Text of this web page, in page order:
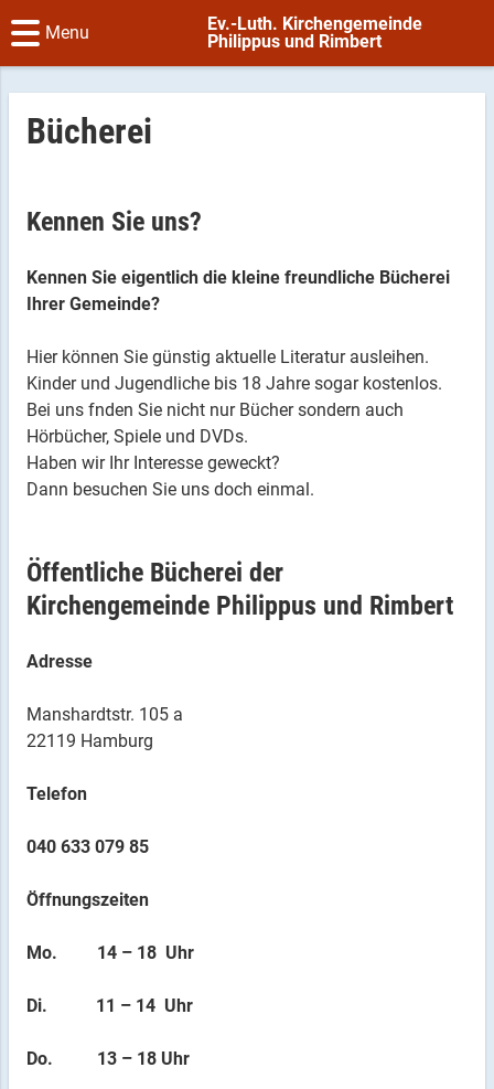
Ev.-Luth. Kirchengemeinde
Philippus und Rimbert
Menu
Bücherei
Kennen Sie uns?
Kennen Sie eigentlich die kleine freundliche Bücherei
Ihrer Gemeinde?
Hier können Sie günstig aktuelle Literatur ausleihen.
Kinder und Jugendliche bis 18 Jahre sogar kostenlos.
Bei uns fnden Sie nicht nur Bücher sondern auch
Hörbücher, Spiele und DVDs.
Haben wir Ihr Interesse geweckt?
Dann besuchen Sie uns doch einmal.
Öffentliche Bücherei der
Kirchengemeinde Philippus und Rimbert
Adresse
Manshardtstr. 105 a
22119 Hamburg
Telefon
040 633 079 85
Öffnungszeiten
Mo. 14 – 18 Uhr
Di. 11 – 14 Uhr
Do. 13 – 18 Uhr